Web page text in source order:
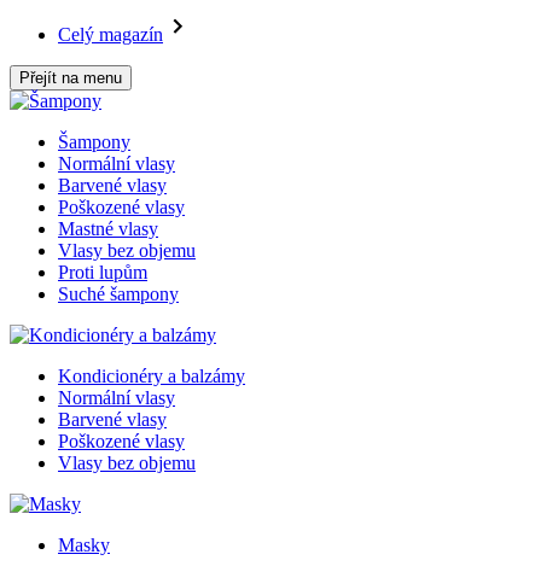
Celý magazín
Přejít na menu
Šampony
Normální vlasy
Barvené vlasy
Poškozené vlasy
Mastné vlasy
Vlasy bez objemu
Proti lupům
Suché šampony
Kondicionéry a balzámy
Normální vlasy
Barvené vlasy
Poškozené vlasy
Vlasy bez objemu
Masky